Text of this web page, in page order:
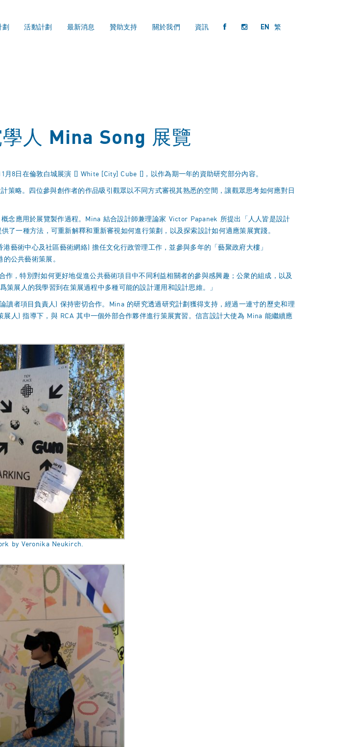
劃 活動計劃 最新消息 贊助支持 關於我們 資訊 EN 繁
人 Mina Song 展覽
月8日在倫敦白城展演 [] White [City] Cube []，以作為期一年的資助研究部分內容。
策略。四位參與創作者的作品吸引觀眾以不同方式審視其熟悉的空間，讓觀眾思考如何應對日
念應用於展覽製作過程。Mina 結合設計師兼理論家 Victor Papanek 所提出「人人皆是設計
了一種方法，可重新解釋和重新審視如何進行策劃，以及探索設計如何適應策展實踐。
藝術中心及社區藝術網絡) 擔任文化行政管理工作，並參與多年的「藝聚政府大樓」
公共藝術策展。
，特別對如何更好地促進公共藝術項目中不同利益相關者的參與感興趣；公衆的組成，以及
展人的我學習到在策展過程中多種可能的設計運用和設計思維。」
者項目負責人) 保持密切合作。Mina 的研究透過研究計劃獲得支持，經過一連寸的歷史和理
人) 指導下，與 RCA 其中一個外部合作夥伴進行策展實習。信言設計大使為 Mina 能繼續應
by Veronika Neukirch.